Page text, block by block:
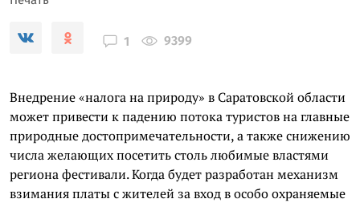
1 9399
Внедрение «налога на природу» в Саратовской области
может привести к падению потока туристов на главные
природные достопримечательности, а также снижению
числа желающих посетить столь любимые властями
региона фестивали. Когда будет разработан механизм
взимания платы с жителей за вход в особо охраняемые